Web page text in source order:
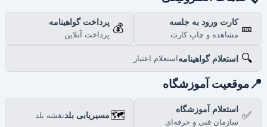
🎫 کارت ورود به جلسه
مشاهده و چاپ کارت
💰 پرداخت گواهینامه
پرداخت آنلاین
🔍 استعلام گواهینامهاستعلام اعتبار
موقعیت آموزشگاه
✅ استعلام آموزشگاه
سازمان فنی و حرفه‌ای
🗺️مسیریابی بلدنقشه بلد